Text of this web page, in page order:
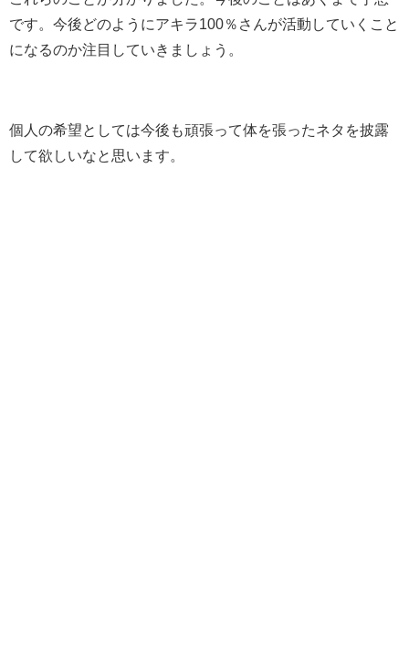
です。今後どのようにアキラ100％さんが活動していくこと
になるのか注目していきましょう。
個人の希望としては今後も頑張って体を張ったネタを披露
して欲しいなと思います。